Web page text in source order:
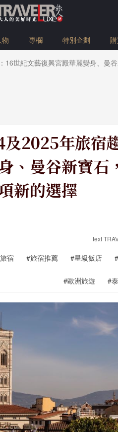
物 專欄 特別企劃
16世紀文藝復興宮殿華麗變身、曼
2025年旅宿
、曼谷新寶石
新的選擇
text
宿 #旅宿推薦 #星級飯店
#歐洲旅遊 #